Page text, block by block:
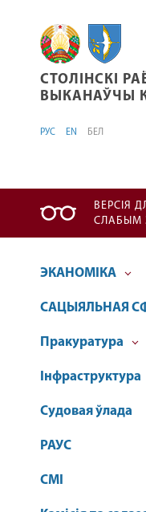
СТОЛІНСКІ
СТОЛІНСКІ
ВЫКАНАЎЧЫ
РУС EN БЕЛ
ВЕРСІЯ
СЛАБЫМ
ЭКАНОМІКА
САЦЫЯЛЬНАЯ
Пракуратура
Інфраструктура
Судовая ўлада
РАУС
СМІ